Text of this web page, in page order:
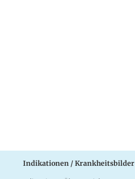
Indikationen / Krankheitsbilder